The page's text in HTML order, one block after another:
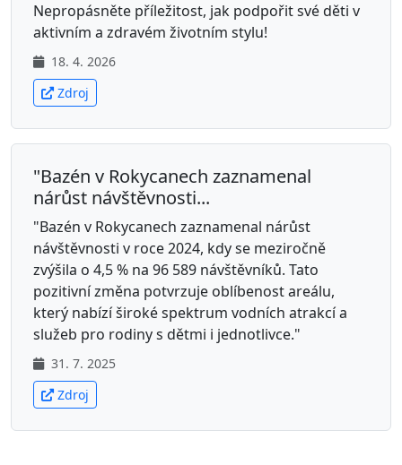
Nepropásněte příležitost, jak podpořit své děti v
aktivním a zdravém životním stylu!
18. 4. 2026
Zdroj
"Bazén v Rokycanech zaznamenal
nárůst návštěvnosti...
"Bazén v Rokycanech zaznamenal nárůst
návštěvnosti v roce 2024, kdy se meziročně
zvýšila o 4,5 % na 96 589 návštěvníků. Tato
pozitivní změna potvrzuje oblíbenost areálu,
který nabízí široké spektrum vodních atrakcí a
služeb pro rodiny s dětmi i jednotlivce."
31. 7. 2025
Zdroj